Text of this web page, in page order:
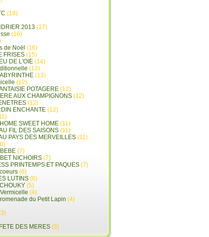
(18)
2013 (17)
(16)
de Noël (16)
FRISES (15)
DE L'OIE (14)
(13)
(13)
(12)
POTAGERE (12)
AUX CHAMPIGNONS (12)
(12)
ENCHANTE (12)
SWEET HOME (11)
FIL DES SAISONS (11)
PAYS DES MERVEILLES (11)
(7)
NICHOIRS (7)
PRINTEMPS ET PAQUES (7)
(6)
LUTINS (6)
(5)
(4)
du Petit Lapin (4)
DES MERES (3)